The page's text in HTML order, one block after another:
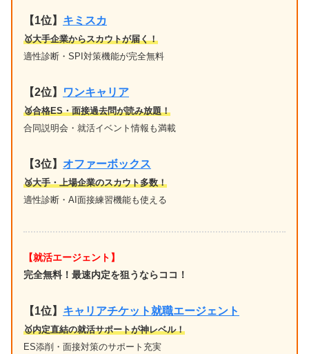
【1位】 キミスカ
🥇大手企業からスカウトが届く！
適性診断・SPI対策機能が完全無料
【2位】 ワンキャリア
🥈合格ES・面接過去問が読み放題！
合同説明会・就活イベント情報も満載
【3位】 オファーボックス
🥉大手・上場企業のスカウト多数！
適性診断・AI面接練習機能も使える
【就活エージェント】
完全無料！最速内定を狙うならココ！
【1位】 キャリアチケット就職エージェント
🥇内定直結の就活サポートが神レベル！
ES添削・面接対策のサポート充実